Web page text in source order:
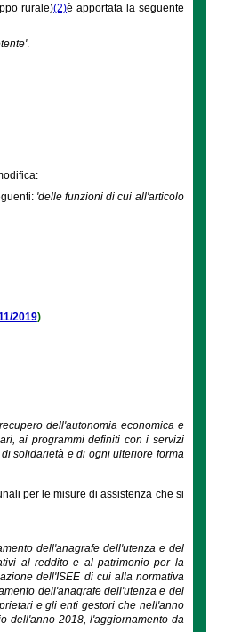
rurale)(2)è apportata la seguente
.
'delle funzioni di cui all'articolo
2019)
dell'autonomia economica e
ai programmi definiti con i servizi
solidarietà e di ogni ulteriore forma
per le misure di assistenza che si
dell'anagrafe dell'utenza e del
al reddito e al patrimonio per la
dell'ISEE di cui alla normativa
dell'anagrafe dell'utenza e del
e gli enti gestori che nell'anno
dell'anno 2018, l'aggiornamento da